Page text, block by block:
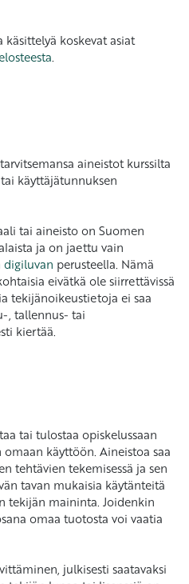
koskevat asiat
.
aineistot kurssilta
käyttäjätunnuksen
tai aineisto on Suomen
ja on jaettu vain
digiluvan perusteella. Nämä
eivätkä ole siirrettävissä
tekijänoikeustietoja ei saa
, tallennus- tai
kiertää.
tai tulostaa opiskelussaan
käyttöön. Aineistoa saa
tehtävien tekemisessä ja sen
tavan mukaisia käytänteitä
tekijän maininta. Joidenkin
omaa tuotosta voi vaatia
julkisesti saatavaksi